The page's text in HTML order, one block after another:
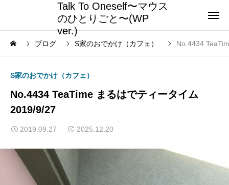
Talk To Oneself〜マウス
のひとりごと〜(WP
ver.)
ブログ S家のおでかけ（カフェ） No.4434
S家のおでかけ（カフェ）
No.4434 TeaTime まるはでティータイム
2019/9/27
2019.09.27 2025.12.20